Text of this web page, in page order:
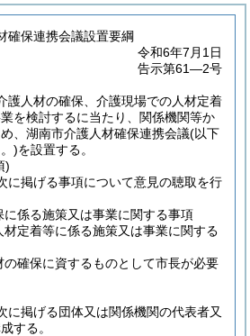
確保連携会議設置要綱
令和6年7月1日
告示第61―2号
護人材の確保、介護現場での人材定着
を検討するに当たり、関係機関等か
、湖南市介護人材確保連携会議(以下
)を設置する。
)
に掲げる事項について意見の聴取を行
に係る施策又は事業に関する事項
材定着等に係る施策又は事業に関する
の確保に資するものとして市長が必要
に掲げる団体又は関係機関の代表者又
する。